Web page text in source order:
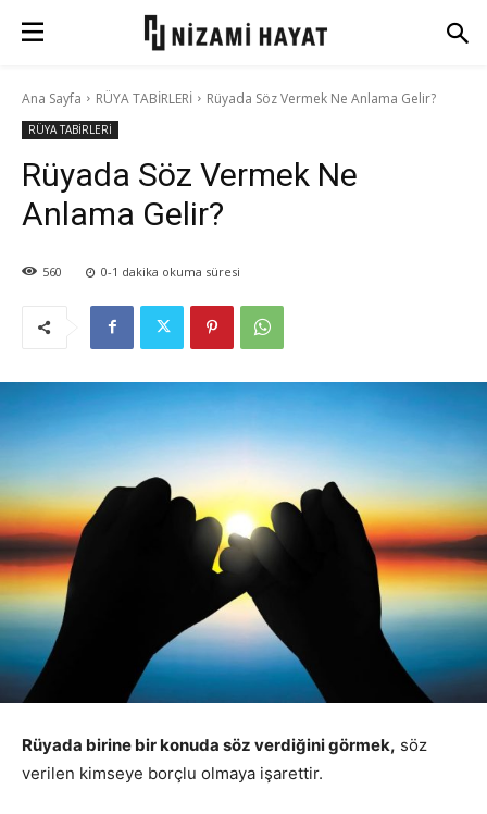
Ana Sayfa RÜYA TABİRLERİ Rüyada Söz Vermek Ne Anlama Gelir?
RÜYA TABİRLERİ
Rüyada Söz Vermek Ne
Anlama Gelir?
560 0-1 dakika okuma süresi
Rüyada birine bir konuda söz verdiğini görmek, söz
verilen kimseye borçlu olmaya işarettir.